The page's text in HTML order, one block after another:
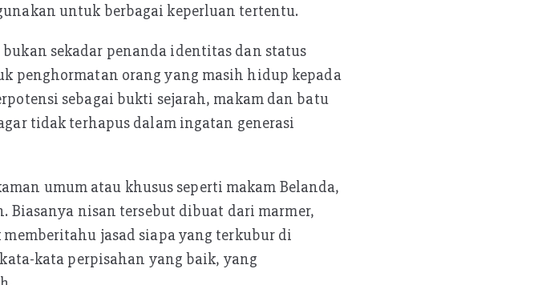
untuk berbagai keperluan tertentu.
sekadar penanda identitas dan status
penghormatan orang yang masih hidup kepada
sebagai bukti sejarah, makam dan batu
tidak terhapus dalam ingatan generasi
umum atau khusus seperti makam Belanda,
nisan tersebut dibuat dari marmer,
jasad siapa yang terkubur di
kata perpisahan yang baik, yang